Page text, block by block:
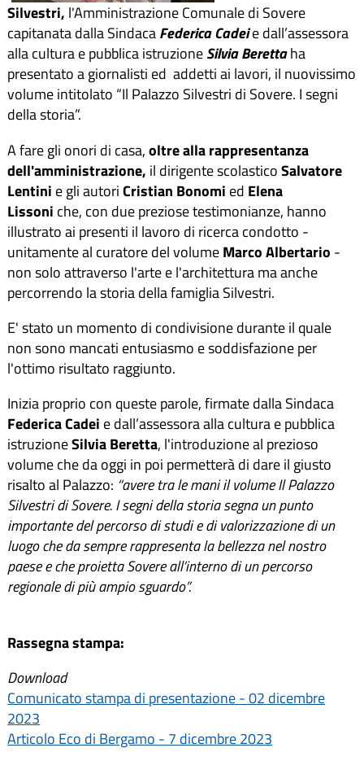
Silvestri, l'Amministrazione Comunale di Sovere
capitanata dalla SindacaFederica Cadeie dall’assessora
alla cultura e pubblica istruzioneSilvia Berettaha
presentato a giornalisti ed addetti ai lavori, il nuovissimo
volume intitolato “Il Palazzo Silvestri di Sovere. I segni
della storia”.
A fare gli onori di casa,oltre alla rappresentanza
dell'amministrazione, il dirigente scolasticoSalvatore
Lentini e gli autoriCristian Bonomi ed Elena
Lissoni che, con due preziose testimonianze, hanno
illustrato ai presenti il lavoro di ricerca condotto -
unitamente al curatore del volumeMarco Albertario -
non solo attraverso l'arte e l'architettura ma anche
percorrendo la storia della famiglia Silvestri.
E' stato un momento di condivisione durante il quale
non sono mancati entusiasmo e soddisfazione per
l'ottimo risultato raggiunto.
Inizia proprio con queste parole, firmate dalla Sindaca
Federica Cadei e dall’assessora alla cultura e pubblica
istruzioneSilvia Beretta, l'introduzione al prezioso
volume che da oggi in poi permetterà di dare il giusto
risalto al Palazzo: “avere tra le mani il volume Il Palazzo
Silvestri di Sovere. I segni della storia segna un punto
importante del percorso di studi e di valorizzazione di un
luogo che da sempre rappresenta la bellezza nel nostro
paese e che proietta Sovere all’interno di un percorso
regionale di più ampio sguardo”.
Rassegna stampa:
Download
Comunicato stampa di presentazione - 02 dicembre
2023
Articolo Eco di Bergamo - 7 dicembre 2023